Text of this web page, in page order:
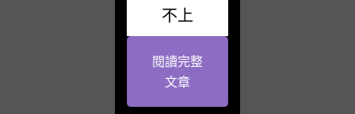
不上
閱讀完整
文章